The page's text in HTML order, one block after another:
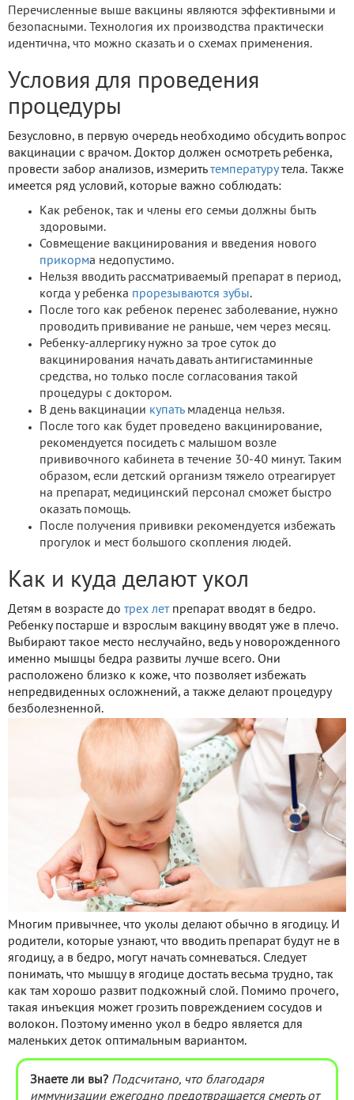
Перечисленные выше вакцины являются эффективными и
безопасными. Технология их производства практически
идентична, что можно сказать и о схемах применения.
Условия для проведения
процедуры
Безусловно, в первую очередь необходимо обсудить вопрос
вакцинации с врачом. Доктор должен осмотреть ребенка,
провести забор анализов, измерить температурутела. Также
имеется ряд условий, которые важно соблюдать:
Как ребенок, так и члены его семьи должны быть
здоровыми.
Совмещение вакцинирования и введения нового
прикорма недопустимо.
Нельзя вводить рассматриваемый препарат в период,
когда у ребенка прорезываются зубы.
После того как ребенок перенес заболевание, нужно
проводить прививание не раньше, чем через месяц.
Ребенку-аллергику нужно за трое суток до
вакцинирования начать давать антигистаминные
средства, но только после согласования такой
процедуры с доктором.
В день вакцинации купатьмладенца нельзя.
После того как будет проведено вакцинирование,
рекомендуется посидеть с малышом возле
прививочного кабинета в течение 30-40 минут. Таким
образом, если детский организм тяжело отреагирует
на препарат, медицинский персонал сможет быстро
оказать помощь.
После получения прививки рекомендуется избежать
прогулок и мест большого скопления людей.
Как и куда делают укол
Детям в возрасте до трех летпрепарат вводят в бедро.
Ребенку постарше и взрослым вакцину вводят уже в плечо.
Выбирают такое место неслучайно, ведь у новорожденного
именно мышцы бедра развиты лучше всего. Они
расположено близко к коже, что позволяет избежать
непредвиденных осложнений, а также делают процедуру
безболезненной.
Многим привычнее, что уколы делают обычно в ягодицу. И
родители, которые узнают, что вводить препарат будут не в
ягодицу, а в бедро, могут начать сомневаться. Следует
понимать, что мышцу в ягодице достать весьма трудно, так
как там хорошо развит подкожный слой. Помимо прочего,
такая инъекция может грозить повреждением сосудов и
волокон. Поэтому именно укол в бедро является для
маленьких деток оптимальным вариантом.
Знаете ли вы? Подсчитано, что благодаря
иммунизации ежегодно предотвращается смерть от